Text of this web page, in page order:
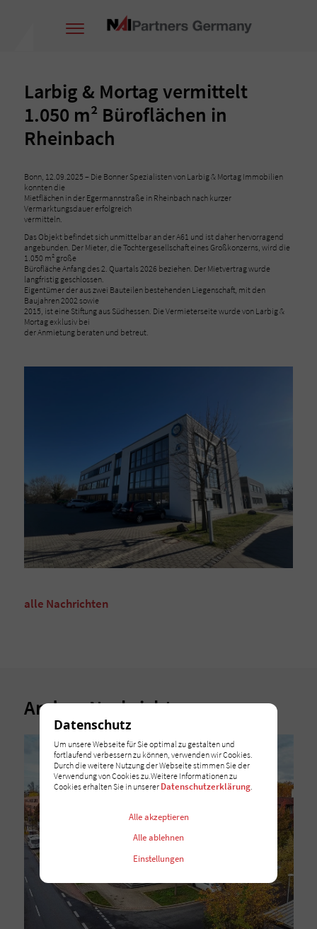
Larbig & Mortag vermittelt
1.050 m² Büroflächen in
Rheinbach
Bonn, 12.09.2025 – Die Bonner Spezialisten von Larbig & Mortag Immobilien
konnten die
Mietflächen in der Egermannstraße in Rheinbach nach kurzer
Vermarktungsdauer erfolgreich
vermitteln.
Das Objekt befindet sich unmittelbar an der A61 und ist daher hervorragend
angebunden. Der Mieter, die Tochtergesellschaft eines Großkonzerns, wird die
1.050 m² große
Bürofläche Anfang des 2. Quartals 2026 beziehen. Der Mietvertrag wurde
langfristig geschlossen.
Eigentümer der aus zwei Bauteilen bestehenden Liegenschaft, mit den
Baujahren 2002 sowie
2015, ist eine Stiftung aus Südhessen. Die Vermieterseite wurde von Larbig &
Mortag exklusiv bei
der Anmietung beraten und betreut.
alle Nachrichten
Andere Nachrichten
Datenschutz
Um unsere Webseite für Sie optimal zu gestalten und
fortlaufend verbessern zu können, verwenden wir Cookies.
Durch die weitere Nutzung der Webseite stimmen Sie der
Verwendung von Cookies zu.Weitere Informationen zu
Cookies erhalten Sie in unserer Datenschutzerklärung
Einstellungen
Alle ablehnen
Alle akzeptieren